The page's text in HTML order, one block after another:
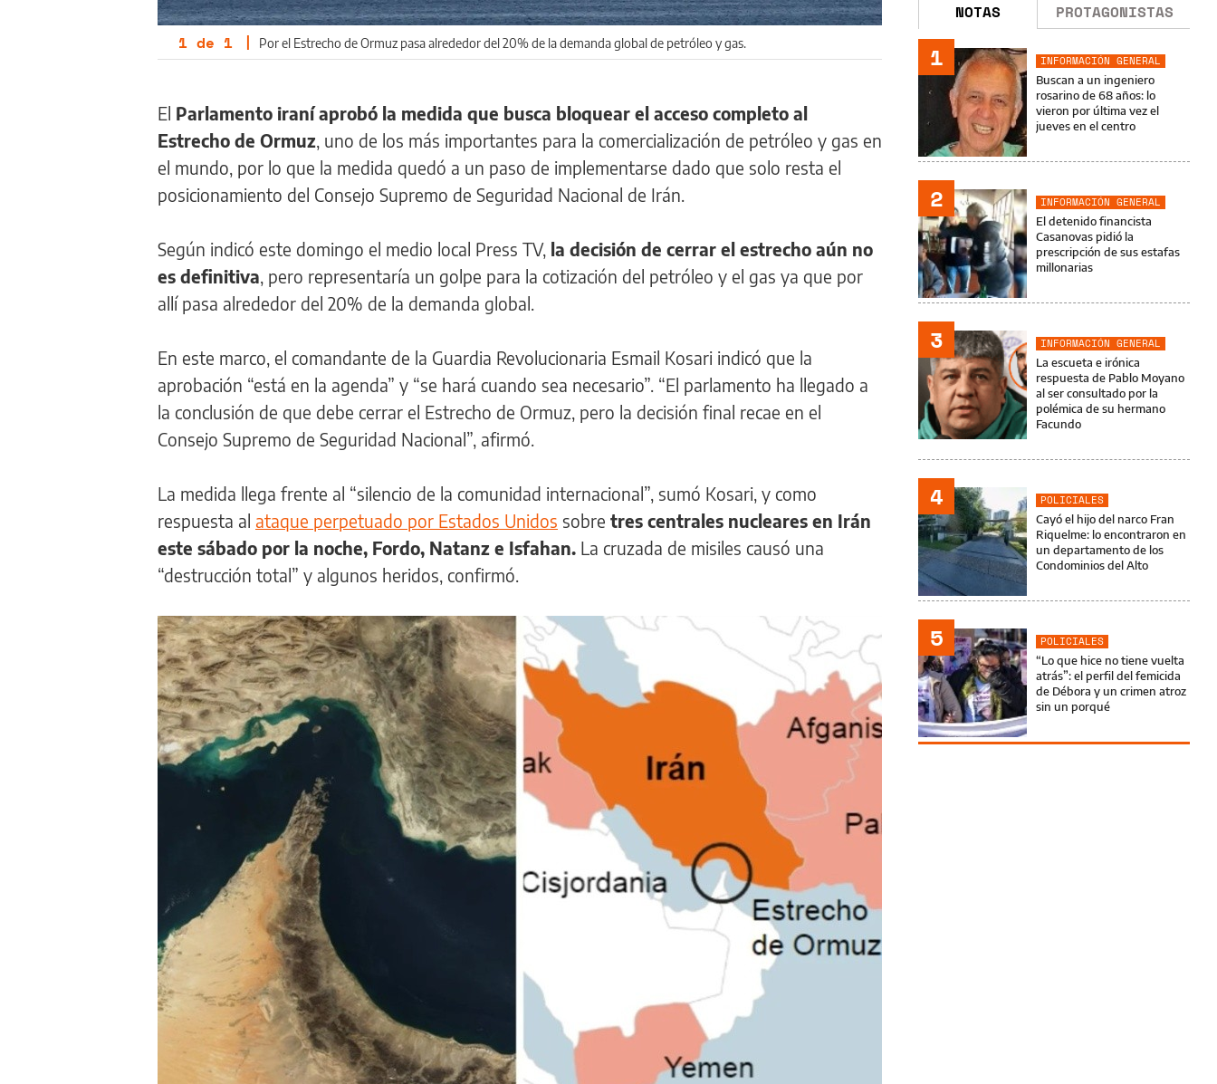
1 de 1 | Por el Estrecho de Ormuz pasa alrededor del 20% de la demanda global de petróleo y gas.
El Parlamento iraní aprobó la medida que busca bloquear el acceso completo al
Estrecho de Ormuz, uno de los más importantes para la comercialización de petróleo y gas en
el mundo, por lo que la medida quedó a un paso de implementarse dado que solo resta el
posicionamiento del Consejo Supremo de Seguridad Nacional de Irán.
Según indicó este domingo el medio local Press TV, la decisión de cerrar el estrecho aún no
es definitiva, pero representaría un golpe para la cotización del petróleo y el gas ya que por
allí pasa alrededor del 20% de la demanda global.
En este marco, el comandante de la Guardia Revolucionaria Esmail Kosari indicó que la
aprobación “está en la agenda” y “se hará cuando sea necesario”. “El parlamento ha llegado a
la conclusión de que debe cerrar el Estrecho de Ormuz, pero la decisión final recae en el
Consejo Supremo de Seguridad Nacional”, afirmó.
La medida llega frente al “silencio de la comunidad internacional”, sumó Kosari, y como
respuesta al ataque perpetuado por Estados Unidos sobre tres centrales nucleares en Irán
este sábado por la noche, Fordo, Natanz e Isfahan. La cruzada de misiles causó una
“destrucción total” y algunos heridos, confirmó.
NOTAS PROTAGONISTAS
1
INFORMACIÓN GENERAL
Buscan a un ingeniero
rosarino de 68 años: lo
vieron por última vez el
jueves en el centro
2
INFORMACIÓN GENERAL
El detenido financista
Casanovas pidió la
prescripción de sus estafas
millonarias
3
INFORMACIÓN GENERAL
La escueta e irónica
respuesta de Pablo Moyano
al ser consultado por la
polémica de su hermano
Facundo
4
POLICIALES
Cayó el hijo del narco Fran
Riquelme: lo encontraron en
un departamento de los
Condominios del Alto
5
POLICIALES
“Lo que hice no tiene vuelta
atrás”: el perfil del femicida
de Débora y un crimen atroz
sin un porqué